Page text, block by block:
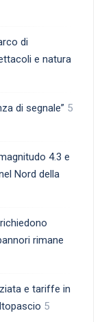
di
e natura
di segnale” 5
4.3 e
Nord della
rimane
e tariffe in
5